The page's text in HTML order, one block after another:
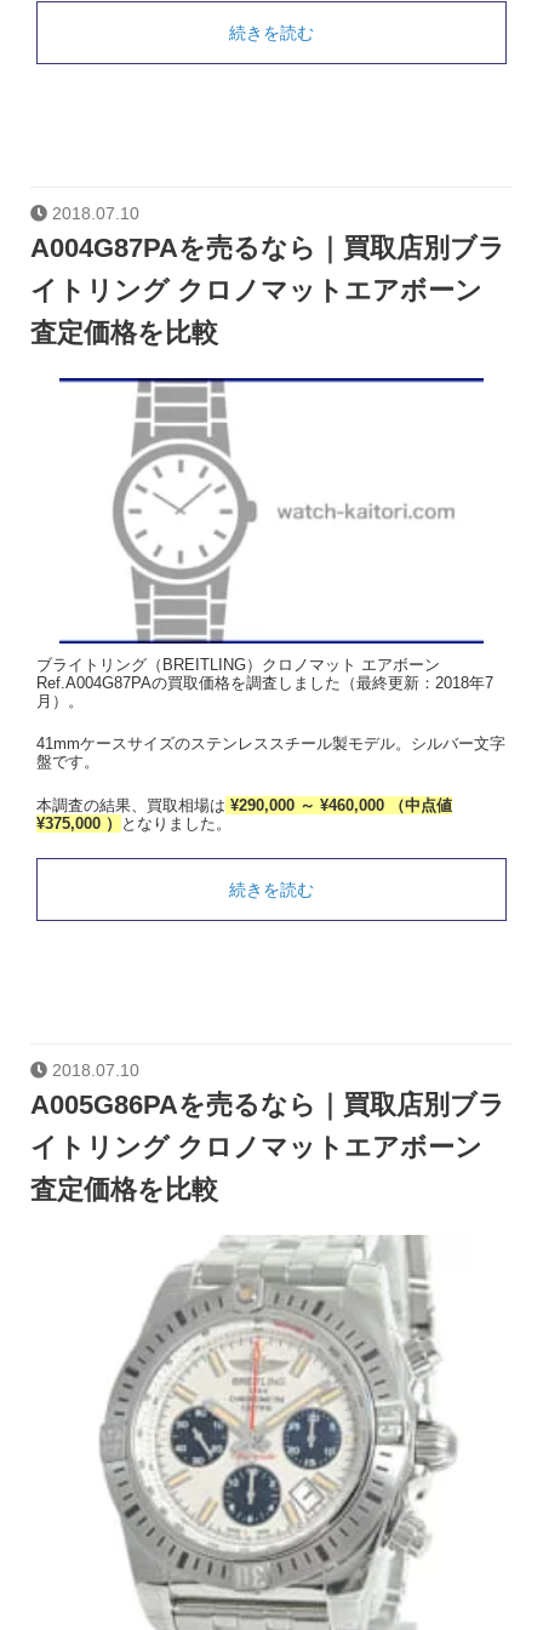
続きを読む
2018.07.10
A004G87PAを売るなら｜買取店別ブラ
イトリング クロノマットエアボーン
査定価格を比較
ブライトリング（BREITLING）クロノマット エアボーン
Ref.A004G87PAの買取価格を調査しました（最終更新：2018年7
月）。
41mmケースサイズのステンレススチール製モデル。シルバー文字
盤です。
本調査の結果、買取相場は ¥290,000 ～ ¥460,000 （中点値
¥375,000 ）
となりました。
続きを読む
2018.07.10
A005G86PAを売るなら｜買取店別ブラ
イトリング クロノマットエアボーン
査定価格を比較